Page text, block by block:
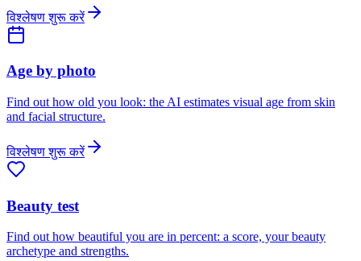
विश्लेषण शुरू करें
Age by photo
Find out how old you look: the AI estimates visual age from skin
and facial structure.
विश्लेषण शुरू करें
Beauty test
Find out how beautiful you are in percent: a score, your beauty
archetype and strengths.